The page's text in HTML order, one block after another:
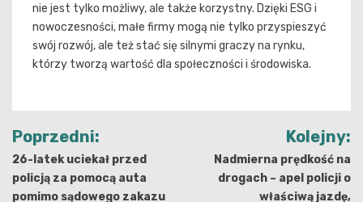
nie jest tylko możliwy, ale także korzystny. Dzięki ESG i
nowoczesności, małe firmy mogą nie tylko przyspieszyć
swój rozwój, ale też stać się silnymi graczy na rynku,
którzy tworzą wartość dla społeczności i środowiska.
Nawigacja
wpisu
Poprzedni:
26-latek uciekał przed
policją za pomocą auta
pomimo sądowego zakazu
Kolejny:
Nadmierna prędkość na
drogach – apel policji o
właściwą jazdę,